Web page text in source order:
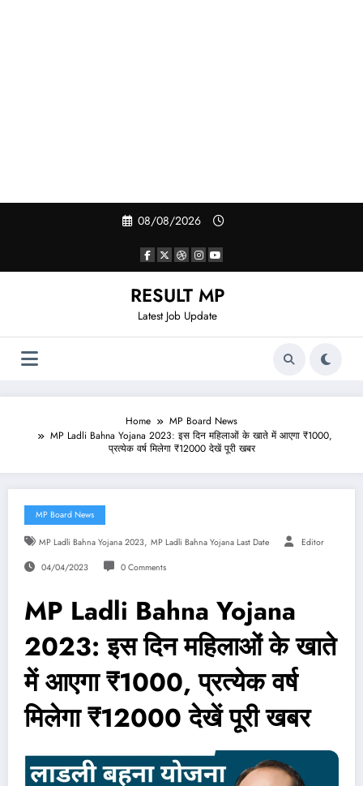
08/08/2026
RESULT MP
Latest Job Update
Home
MP Board News
MP Ladli Bahna Yojana 2023: इस दिन महिलाओं के खाते में आएगा ₹1000,
प्रत्येक वर्ष मिलेगा ₹12000 देखें पूरी खबर
MP Board News
MP Ladli Bahna Yojana 2023, MP Ladli Bahna Yojana Last Date Editor
04/04/2023 0 Comments
MP Ladli Bahna Yojana
2023: इस दिन महिलाओं के खाते
में आएगा ₹1000, प्रत्येक वर्ष
मिलेगा ₹12000 देखें पूरी खबर